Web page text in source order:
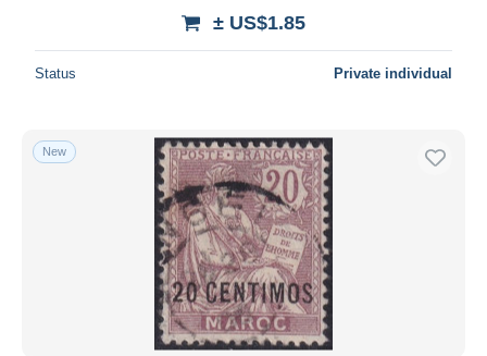
± US$1.85
Status Private individual
New